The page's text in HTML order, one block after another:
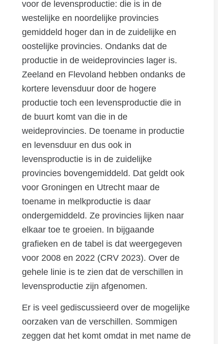
voor de levensproductie: die is in de
westelijke en noordelijke provincies
gemiddeld hoger dan in de zuidelijke en
oostelijke provincies. Ondanks dat de
productie in de weideprovincies lager is.
Zeeland en Flevoland hebben ondanks de
kortere levensduur door de hogere
productie toch een levensproductie die in
de buurt komt van die in de
weideprovincies. De toename in productie
en levensduur en dus ook in
levensproductie is in de zuidelijke
provincies bovengemiddeld. Dat geldt ook
voor Groningen en Utrecht maar de
toename in melkproductie is daar
ondergemiddeld. Ze provincies lijken naar
elkaar toe te groeien. In bijgaande
grafieken en de tabel is dat weergegeven
voor 2008 en 2022 (CRV 2023). Over de
gehele linie is te zien dat de verschillen in
levensproductie zijn afgenomen.
Er is veel gediscussieerd over de mogelijke
oorzaken van de verschillen. Sommigen
zeggen dat het komt omdat in met name de